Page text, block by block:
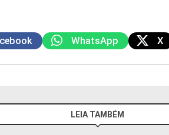
WhatsApp X
LEIA TAMBÉM